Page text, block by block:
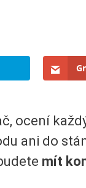
ocení
ani do
mít